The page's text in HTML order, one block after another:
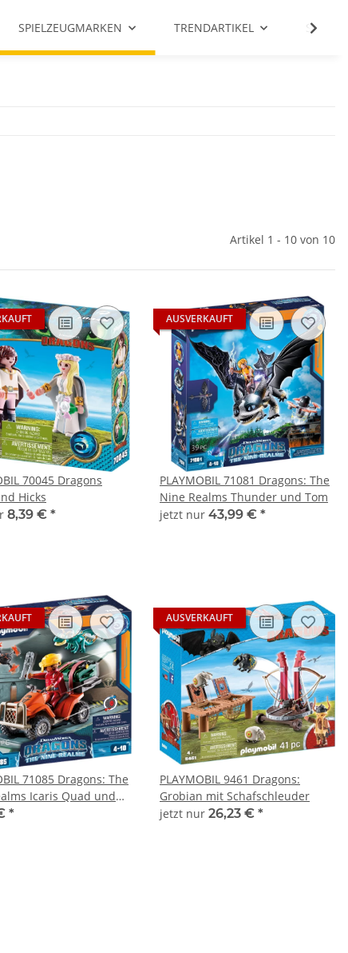
SPIELZEUGMARKEN TRENDARTIKEL SALE %
Artikel 1 - 10 von 10
70045 Dragons
Hicks
8,39 € *
AUSVERKAUFT
PLAYMOBIL 71081 Dragons: The
Nine Realms Thunder und Tom
jetzt nur 43,99 € *
71085 Dragons: The
Icaris Quad und
*
AUSVERKAUFT
PLAYMOBIL 9461 Dragons:
Grobian mit Schafschleuder
jetzt nur 26,23 € *